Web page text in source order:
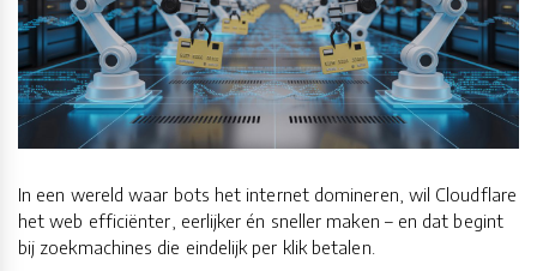
In een wereld waar bots het internet domineren, wil Cloudflare
het web efficiënter, eerlijker én sneller maken – en dat begint
bij zoekmachines die eindelijk per klik betalen.